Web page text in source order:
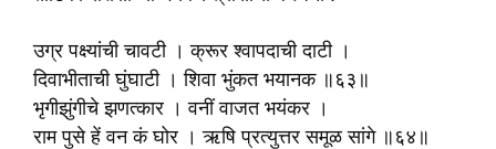
उग्र पक्ष्यांची चावटी । क्रूर श्वापदाची दाटी ।
दिवाभीताची घुंघाटी । शिवा भुंकत भयानक ॥६३॥
भृगीझुंगीचे झणत्कार । वनीं वाजत भयंकर ।
राम पुसे हें वन कं घोर । ऋषि प्रत्युत्तर समूळ सांगे ॥६४॥